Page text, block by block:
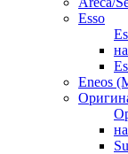
Esso
Eneos